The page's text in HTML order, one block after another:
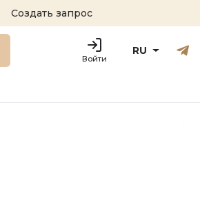
Создать запрос
Войти
Русский
RU